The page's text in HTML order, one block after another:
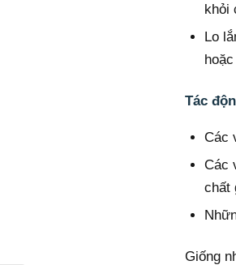
khỏi
Lo
Tác
Các
Các
chất
Giống